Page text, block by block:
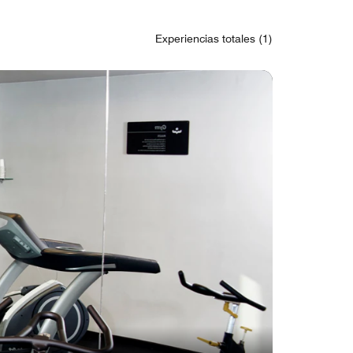
Experiencias totales (1)